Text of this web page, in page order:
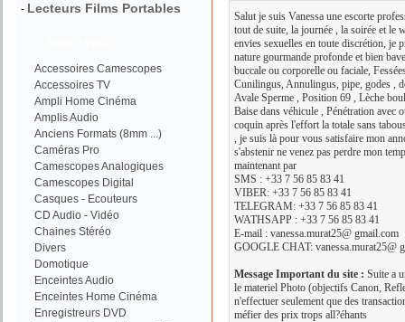
- Lecteurs Films Portables
Accessoires Camescopes
Accessoires TV
Ampli Home Cinéma
Amplis Audio
Anciens Formats (8mm ...)
Caméras Pro
Camescopes Analogiques
Camescopes Digital
Casques - Ecouteurs
CD Audio - Vidéo
Chaines Stéréo
Divers
Domotique
Enceintes Audio
Enceintes Home Cinéma
Enregistreurs DVD
Salut je suis Vanessa une escorte
tout de suite, la journée , la soirée et le
envies sexuelles en toute discrétion, je
nature gourmande profonde et bien
buccale ou corporelle ou faciale,
Cunilingus, Annulingus, pipe, godes ,
Avale Sperme , Position 69 , Lèche
Baise dans véhicule , Pénétration avec
coquin après l'effort la totale sans
, je suis là pour vous satisfaire mon
s'abstenir ne venez pas perdre mon
maintenant par
SMS : +33 7 56 85 83 41
VIBER: +33 7 56 85 83 41
TELEGRAM: +33 7 56 85 83 41
WATHSAPP : +33 7 56 85 83 41
E-mail : vanessa.murat25@ gmail.com
GOOGLE CHAT: vanessa.murat25@
Message Important du site : Suite a
le materiel Photo (objectifs Canon,
n'effectuer seulement que des
méfier des prix trops all?éhants